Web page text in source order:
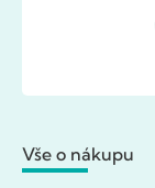
Vše o nákupu